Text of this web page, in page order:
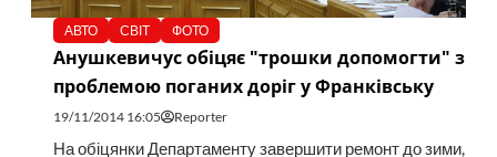
АВТО СВІТ ФОТО
Анушкевичус обіцяє "трошки допомогти" з
проблемою поганих доріг у Франківську
19/11/2014 16:05 Reporter
На обіцянки Департаменту завершити ремонт до зими,